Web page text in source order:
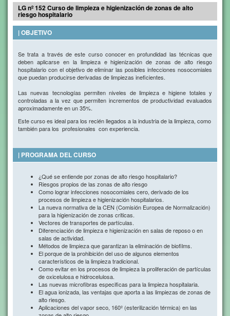
LG nº 152 Curso de limpieza e higienización de zonas de alto
riesgo hospitalario
| OBJETIVO
Se trata a través de este curso conocer en profundidad las técnicas que
deben aplicarse en la limpieza e higienización de zonas de alto riesgo
hospitalario con el objetivo de eliminar las posibles infecciones nosocomiales
que puedan producirse derivadas de limpiezas ineficientes.
Las nuevas tecnologías permiten niveles de limpieza e higiene totales y
controladas a la vez que permiten incrementos de productividad evaluados
aproximadamente en un 35%.
Este curso es ideal para los recién llegados a la industria de la limpieza, como
también para los profesionales con experiencia.
| PROGRAMA DEL CURSO
¿Qué se entiende por zonas de alto riesgo hospitalario?
Riesgos propios de las zonas de alto riesgo
Como lograr infecciones nosocomiales cero, derivado de los
procesos de limpieza e higienización hospitalarios.
La nueva normativa de la CEN (Comisión Europea de Normalización)
para la higienización de zonas criticas.
Vectores de transportes de partículas.
Diferenciación de limpieza e higienización en salas de reposo o en
salas de actividad.
Métodos de limpieza que garantizan la eliminación de biofilms.
El porque de la prohibición del uso de algunos elementos
característicos de la limpieza tradicional.
Como evitar en los procesos de limpieza la proliferación de partículas
de oxicelulosa e hidrocelulosa.
Las nuevas microfibras especificas para la limpieza hospitalaria.
El agua ionizada, las ventajas que aporta a las limpiezas de zonas de
alto riesgo.
Aplicaciones del vapor seco, 160º (esterilización térmica) en las